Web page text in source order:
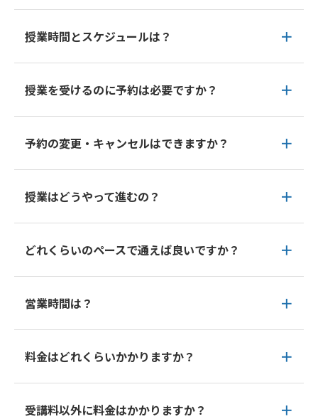
授業時間とスケジュールは？
授業を受けるのに予約は必要ですか？
予約の変更・キャンセルはできますか？
授業はどうやって進むの？
どれくらいのペースで通えば良いですか？
営業時間は？
料金はどれくらいかかりますか？
受講料以外に料金はかかりますか？